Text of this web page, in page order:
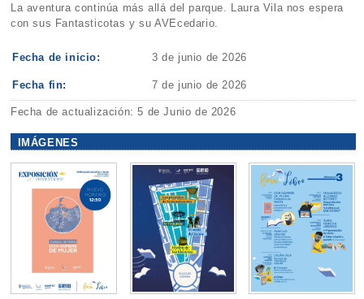
La aventura continúa más allá del parque. Laura Vila nos espera
con sus Fantasticotas y su AVEcedario.
Fecha de inicio: 3 de junio de 2026
Fecha fin: 7 de junio de 2026
Fecha de actualización: 5 de Junio de 2026
IMÁGENES